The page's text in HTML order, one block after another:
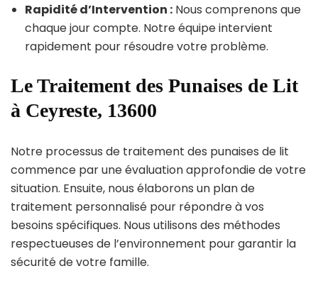
Rapidité d’Intervention : Nous comprenons que
chaque jour compte. Notre équipe intervient
rapidement pour résoudre votre problème.
Le Traitement des Punaises de Lit
à Ceyreste, 13600
Notre processus de traitement des punaises de lit
commence par une évaluation approfondie de votre
situation. Ensuite, nous élaborons un plan de
traitement personnalisé pour répondre à vos
besoins spécifiques. Nous utilisons des méthodes
respectueuses de l’environnement pour garantir la
sécurité de votre famille.